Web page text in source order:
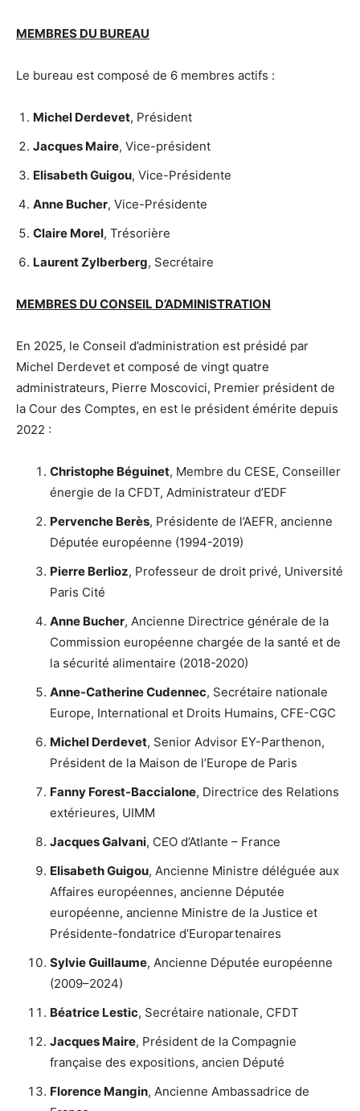
MEMBRES DU BUREAU
Le bureau est composé de 6 membres actifs :
Michel Derdevet, Président
Jacques Maire, Vice-président
Elisabeth Guigou, Vice-Présidente
Anne Bucher, Vice-Présidente
Claire Morel, Trésorière
Laurent Zylberberg, Secrétaire
MEMBRES DU CONSEIL D’ADMINISTRATION
En 2025, le Conseil d’administration est présidé par
Michel Derdevet et composé de vingt quatre
administrateurs, Pierre Moscovici, Premier président de
la Cour des Comptes, en est le président émérite depuis
2022 :
Christophe Béguinet, Membre du CESE, Conseiller
énergie de la CFDT, Administrateur d’EDF
Pervenche Berès, Présidente de l’AEFR, ancienne
Députée européenne (1994-2019)
Pierre Berlioz, Professeur de droit privé, Université
Paris Cité
Anne Bucher, Ancienne Directrice générale de la
Commission européenne chargée de la santé et de
la sécurité alimentaire (2018-2020)
Anne-Catherine Cudennec, Secrétaire nationale
Europe, International et Droits Humains, CFE-CGC
Michel Derdevet, Senior Advisor EY-Parthenon,
Président de la Maison de l’Europe de Paris
Fanny Forest-Baccialone, Directrice des Relations
extérieures, UIMM
Jacques Galvani, CEO d’Atlante – France
Elisabeth Guigou, Ancienne Ministre déléguée aux
Affaires européennes, ancienne Députée
européenne, ancienne Ministre de la Justice et
Présidente-fondatrice d’Europartenaires
Sylvie Guillaume, Ancienne Députée européenne
(2009–2024)
Béatrice Lestic, Secrétaire nationale, CFDT
Jacques Maire, Président de la Compagnie
française des expositions, ancien Député
Florence Mangin, Ancienne Ambassadrice de